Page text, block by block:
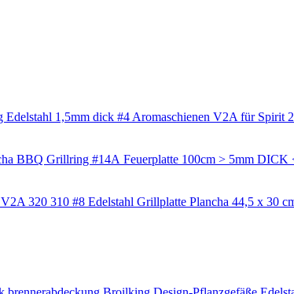
Aromaschienen V2A für Spirit
Feuerplatte 100cm > 5mm
Edelstahl Grillplatte Plancha 44,5 x 30